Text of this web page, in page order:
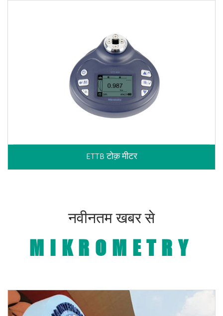
ETTB टोक़ मीटर
नवीनतम खबर से
MIKROMETRY